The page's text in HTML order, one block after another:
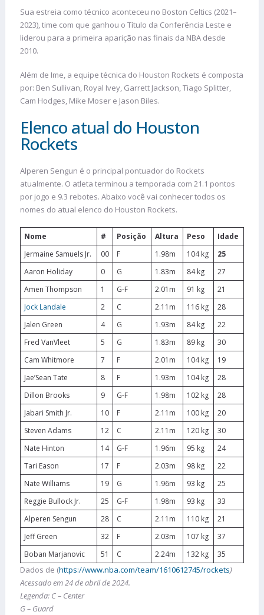
Sua estreia como técnico aconteceu no Boston Celtics (2021–
2023), time com que ganhou o Título da Conferência Leste e
liderou para a primeira aparição nas finais da NBA desde
2010.
Além de Ime, a equipe técnica do Houston Rockets é composta
por: Ben Sullivan, Royal Ivey, Garrett Jackson, Tiago Splitter,
Cam Hodges, Mike Moser e Jason Biles.
Elenco atual do Houston
Rockets
Alperen Sengun é o principal pontuador do Rockets
atualmente. O atleta terminou a temporada com 21.1 pontos
por jogo e 9.3 rebotes. Abaixo você vai conhecer todos os
nomes do atual elenco do Houston Rockets.
Nome # Posição Altura Peso
Idade
Jermaine Samuels Jr.
00 F 1.98m 104 kg
25
Aaron Holiday
0 G 1.83m 84 kg
27
Amen Thompson
1 G-F 2.01m 91 kg
21
Jock Landale
2 C 2.11m 116 kg
28
Jalen Green
4 G 1.93m 84 kg
22
Fred VanVleet
5 G 1.83m 89 kg
30
Cam Whitmore
7 F 2.01m 104 kg
19
Jae’Sean Tate
8 F 1.93m 104 kg
28
Dillon Brooks
9 G-F 1.98m 102 kg
28
Jabari Smith Jr.
10 F 2.11m 100 kg
20
Steven Adams
12 C 2.11m 120 kg
30
Nate Hinton
14 G-F 1.96m 95 kg
24
Tari Eason
17 F 2.03m 98 kg
22
Nate Williams
19 G 1.96m 93 kg
25
Reggie Bullock Jr.
25 G-F 1.98m 93 kg
33
Alperen Sengun
28 C 2.11m 110 kg
21
Jeff Green
32 F 2.03m 107 kg
37
Boban Marjanovic
51 C 2.24m 132 kg 35
Dados de (https://www.nba.com/team/1610612745/rockets)
Acessado em 24 de abril de 2024.
Legenda: C – Center
G – Guard